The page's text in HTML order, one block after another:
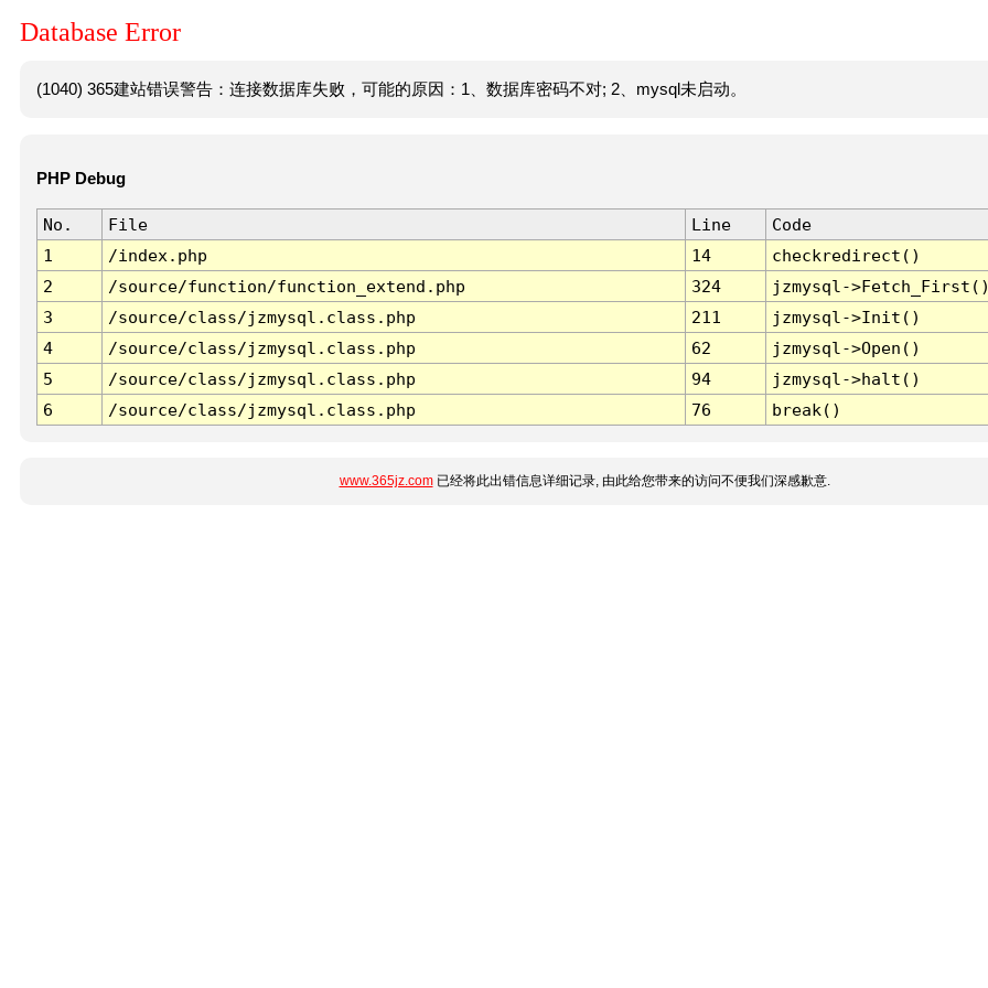
Database Error
(1040) 365建站错误警告：连接数据库失败，可能的原因：1、数据库密码不对; 2、mysql未启动。
PHP Debug
No. File Line
Code
1
/index.php 14
checkredirect()
2
/source/function/function_extend.php 324
jzmysql-
3
/source/class/jzmysql.class.php 211
jzmysql->Init()
4
/source/class/jzmysql.class.php 62
jzmysql->Open()
5
/source/class/jzmysql.class.php 94
jzmysql->halt()
6
/source/class/jzmysql.class.php 76 break()
www.365jz.com已经将此出错信息详细记录, 由此给您带来的访问不便我们深感歉意.